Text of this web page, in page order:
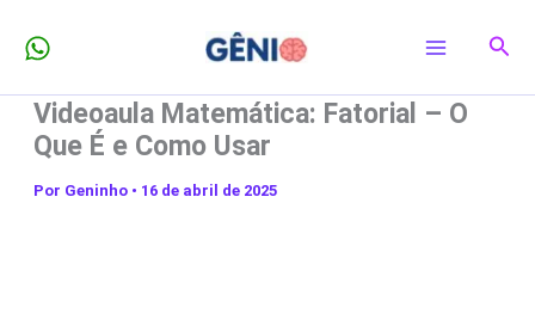
para
conteúdo
Videoaula Matemática: Fatorial – O
Que É e Como Usar
Por Geninho • 16 de abril de 2025